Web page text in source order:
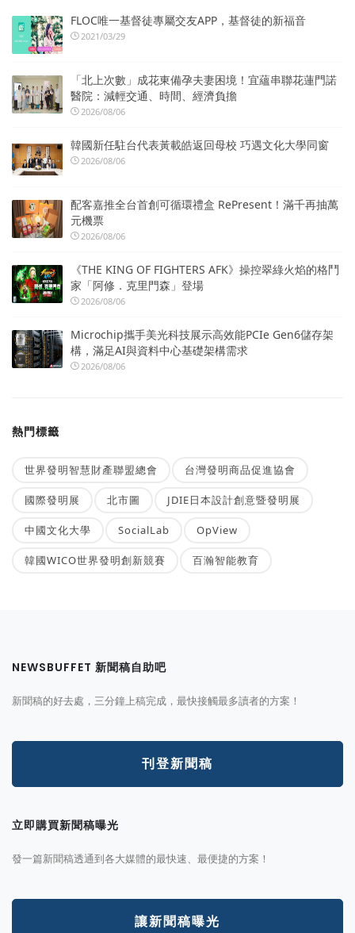
FLOC唯一基督徒專屬交友APP，基督徒的新福音
2021/03/29
「北上次數」成花東備孕夫妻困境！宜蘊串聯花蓮門諾
醫院：減輕交通、時間、經濟負擔
2026/08/06
韓國新任駐台代表黃載皓返回母校 巧遇文化大學同窗
2026/08/06
配客嘉推全台首創可循環禮盒 RePresent！滿千再抽萬
元機票
2026/08/06
《THE KING OF FIGHTERS AFK》操控翠綠火焰的格鬥
家「阿修．克里門森」登場
2026/08/06
Microchip攜手美光科技展示高效能PCIe Gen6儲存架
構，滿足AI與資料中心基礎架構需求
2026/08/06
熱門標籤
世界發明智慧財產聯盟總會 台灣發明商品促進協會
國際發明展 北市圖 JDIE日本設計創意暨發明展
中國文化大學 SocialLab OpView
韓國WICO世界發明創新競賽 百瀚智能教育
NEWSBUFFET 新聞稿自助吧
新聞稿的好去處，三分鐘上稿完成，最快接觸最多讀者的方案！
刊登新聞稿
立即購買新聞稿曝光
發一篇新聞稿透通到各大媒體的最快速、最便捷的方案！
讓新聞稿曝光